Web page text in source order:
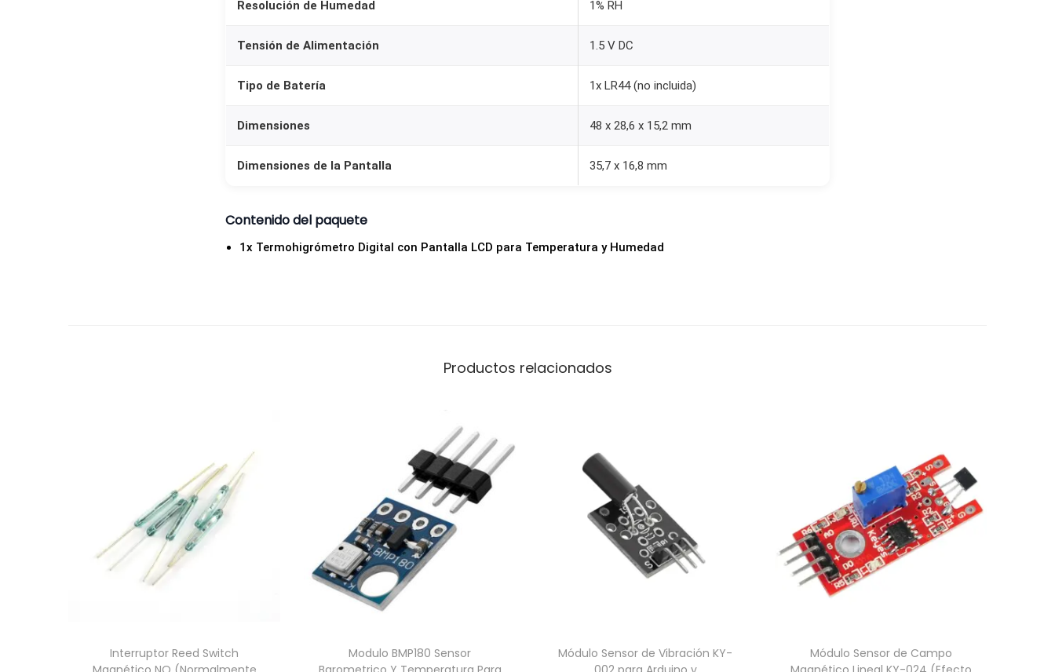
Resolución de Humedad 1% RH
Tensión de Alimentación 1.5 V DC
Tipo de Batería 1x LR44 (no incluida)
Dimensiones 48 x 28,6 x 15,2 mm
Dimensiones de la Pantalla 35,7 x 16,8 mm
Contenido del paquete
1x Termohigrómetro Digital con Pantalla LCD para Temperatura y Humedad
Productos relacionados
Interruptor Reed Switch
Modulo BMP180 Sensor
Módulo Sensor de Vibración KY-
Módulo Sensor de Campo